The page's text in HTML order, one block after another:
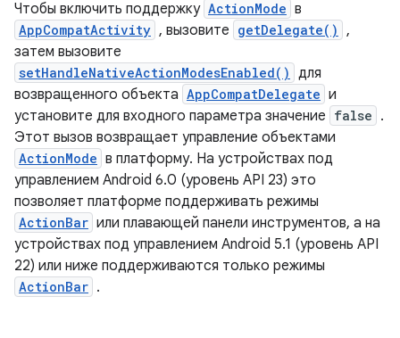
Чтобы включить поддержку ActionMode в
AppCompatActivity , вызовите getDelegate() ,
затем вызовите
setHandleNativeActionModesEnabled() для
возвращенного объекта AppCompatDelegate и
установите для входного параметра значение false .
Этот вызов возвращает управление объектами
ActionMode в платформу. На устройствах под
управлением Android 6.0 (уровень API 23) это
позволяет платформе поддерживать режимы
ActionBar или плавающей панели инструментов, а на
устройствах под управлением Android 5.1 (уровень API
22) или ниже поддерживаются только режимы
ActionBar .